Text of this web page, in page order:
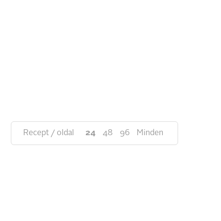
Recept / oldal 24 48 96 Minden